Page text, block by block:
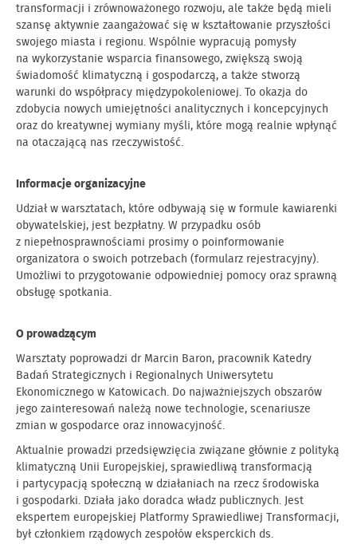
transformacji i zrównoważonego rozwoju, ale także będą mieli
szansę aktywnie zaangażować się w kształtowanie przyszłości
swojego miasta i regionu. Wspólnie wypracują pomysły
na wykorzystanie wsparcia finansowego, zwiększą swoją
świadomość klimatyczną i gospodarczą, a także stworzą
warunki do współpracy międzypokoleniowej. To okazja do
zdobycia nowych umiejętności analitycznych i koncepcyjnych
oraz do kreatywnej wymiany myśli, które mogą realnie wpłynąć
na otaczającą nas rzeczywistość.
Informacje organizacyjne
Udział w warsztatach, które odbywają się w formule kawiarenki
obywatelskiej, jest bezpłatny. W przypadku osób
z niepełnosprawnościami prosimy o poinformowanie
organizatora o swoich potrzebach (formularz rejestracyjny).
Umożliwi to przygotowanie odpowiedniej pomocy oraz sprawną
obsługę spotkania.
O prowadzącym
Warsztaty poprowadzi dr Marcin Baron, pracownik Katedry
Badań Strategicznych i Regionalnych Uniwersytetu
Ekonomicznego w Katowicach. Do najważniejszych obszarów
jego zainteresowań należą nowe technologie, scenariusze
zmian w gospodarce oraz innowacyjność.
Aktualnie prowadzi przedsięwzięcia związane głównie z polityką
klimatyczną Unii Europejskiej, sprawiedliwą transformacją
i partycypacją społeczną w działaniach na rzecz środowiska
i gospodarki. Działa jako doradca władz publicznych. Jest
ekspertem europejskiej Platformy Sprawiedliwej Transformacji,
był członkiem rządowych zespołów eksperckich ds.